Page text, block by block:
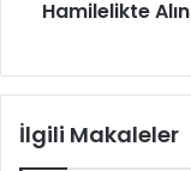
Minimalizm, hem
günümüzde
Hamilelikte
İlgili Makaleler